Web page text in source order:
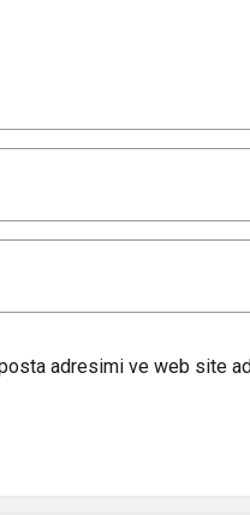
posta adresimi ve web site